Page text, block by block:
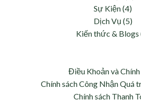
Sự Kiện (4)
Dịch Vụ (5)
Kiến thức & Blogs
Điều Khoản và Chính
Chính sách Công Nhận Quá
Chính sách Thanh